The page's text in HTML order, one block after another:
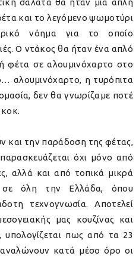
σαλάτα θα ήταν μια απλή
και το λεγόμενο ψωμοτύρι
νόημα για το οποίο
Ο ντάκος θα ήταν ένα απλό
φέτα σε αλουμινόχαρτο στο
αλουμινόχαρτο, η τυρόπιτα
δεν θα γνωρίζαμε ποτέ
κοκ.
και την παράδοση της φέτας,
όχι μόνο από
αλλά και από τοπικά μικρά
σε όλη την Ελλάδα, όπου
τεχνογνωσία. Αποτελεί
μας κουζίνας και
υπολογίζεται πως από τα 23
κατά μέσο όρο οι